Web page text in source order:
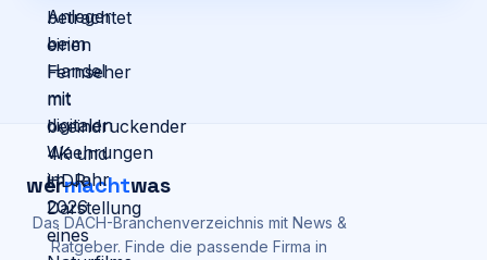
wermachtwas
Das DACH-Branchenverzeichnis mit News &
Ratgeber. Finde die passende Firma in